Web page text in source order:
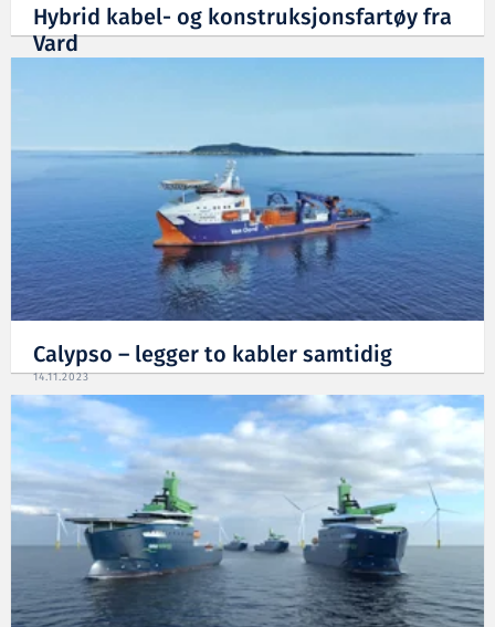
Hybrid kabel- og konstruksjonsfartøy fra
Vard
Calypso – legger to kabler samtidig
14.11.2023